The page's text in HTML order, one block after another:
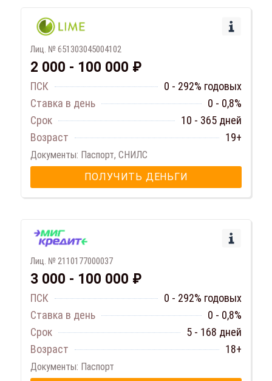
Лиц. № 651303045004102
2 000 - 100 000 ₽
ПСК
0 - 292% годовых
Ставка в день
0 - 0,8%
Срок
10 - 365 дней
Возраст
19+
Документы: Паспорт, СНИЛС
ПОЛУЧИТЬ ДЕНЬГИ
Лиц. № 2110177000037
3 000 - 100 000 ₽
ПСК
0 - 292% годовых
Ставка в день
0 - 0,8%
Срок
5 - 168 дней
Возраст
18+
Документы: Паспорт